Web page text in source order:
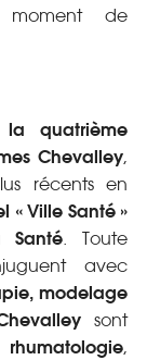
moment de
la quatrième
Chevalley,
récents en
« Ville Santé »
Santé. Toute
avec
modelage
sont
rhumatologie,